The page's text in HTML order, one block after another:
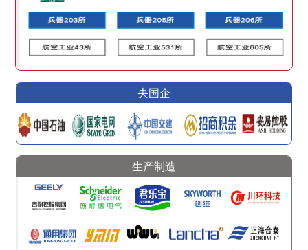
央国企
生产制造